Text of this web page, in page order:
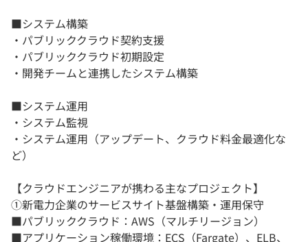
■システム構築
・パブリッククラウド契約支援
・パブリッククラウド初期設定
・開発チームと連携したシステム構築
■システム運用
・システム監視
・システム運用（アップデート、クラウド料金最適化な
ど）
【クラウドエンジニアが携わる主なプロジェクト】
①新電力企業のサービスサイト基盤構築・運用保守
■パブリッククラウド：AWS（マルチリージョン）
■アプリケーション稼働環境：ECS（Fargate）、ELB、